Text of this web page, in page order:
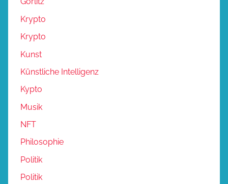
Krypto
Krypto
Kunst
Künstliche Intelligenz
Kypto
Musik
NFT
Philosophie
Politik
Politik